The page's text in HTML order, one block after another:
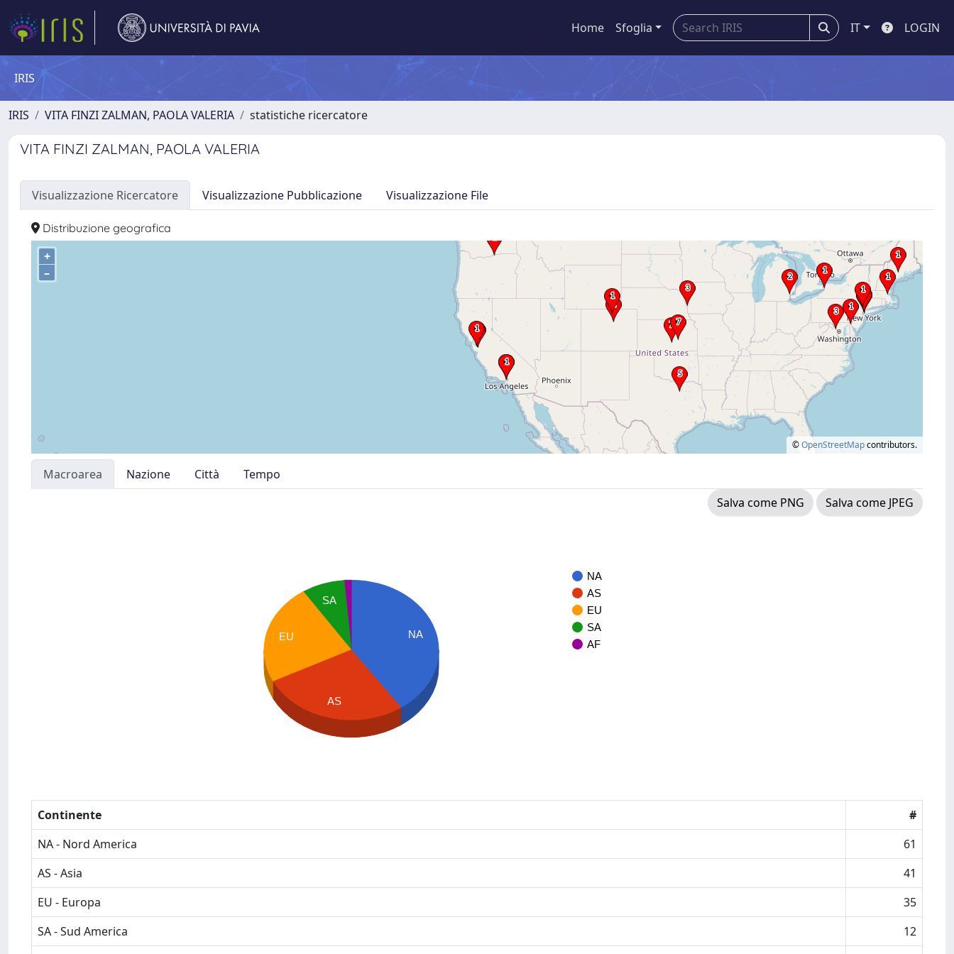
Home Sfoglia IT LOGIN
IRIS
IRIS VITA FINZI ZALMAN, PAOLA VALERIA statistiche ricercatore
VITA FINZI ZALMAN, PAOLA VALERIA
Visualizzazione Ricercatore Visualizzazione Pubblicazione Visualizzazione File
Distribuzione geografica
+
–
©OpenStreetMapcontributors.
Macroarea Nazione Città
Tempo
Salva come PNG
Salva come JPEG
NA
AS
EU
SA
AF
NA
SA
EU
AS
Continente
#
NA - Nord America
61
AS - Asia
41
EU - Europa
35
SA - Sud America
12